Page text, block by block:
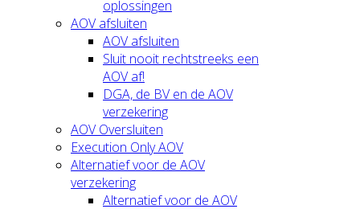
oplossingen
AOV afsluiten
AOV afsluiten
Sluit nooit rechtstreeks een
AOV af!
DGA, de BV en de AOV
verzekering
AOV Oversluiten
Execution Only AOV
Alternatief voor de AOV
verzekering
Alternatief voor de AOV